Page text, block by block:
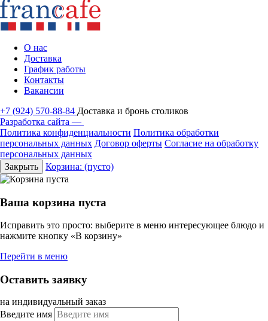
О нас
Доставка
График работы
Контакты
Вакансии
+7 (924) 570-88-84 Доставка и бронь столиков
Разработка сайта —
Политика конфиденциальности Политика обработки
персональных данных Договор оферты Согласие на обработку
персональных данных
Закрыть
Корзина: (пусто)
Ваша корзина пуста
Исправить это просто: выберите в меню интересующее блюдо и
нажмите кнопку «В корзину»
Перейти в меню
Оставить заявку
на индивидуальный заказ
Введите имя